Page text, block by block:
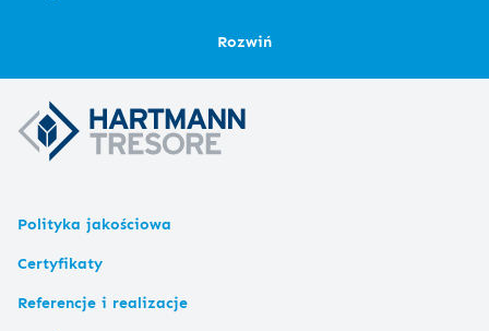
Rozwiń
Polityka jakościowa
Certyfikaty
Referencje i realizacje